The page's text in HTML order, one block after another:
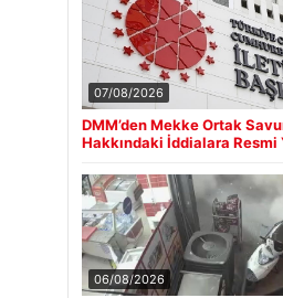
07/08/2026
DMM’den Mekke Ortak
Hakkındaki İddialara Resmi
06/08/2026